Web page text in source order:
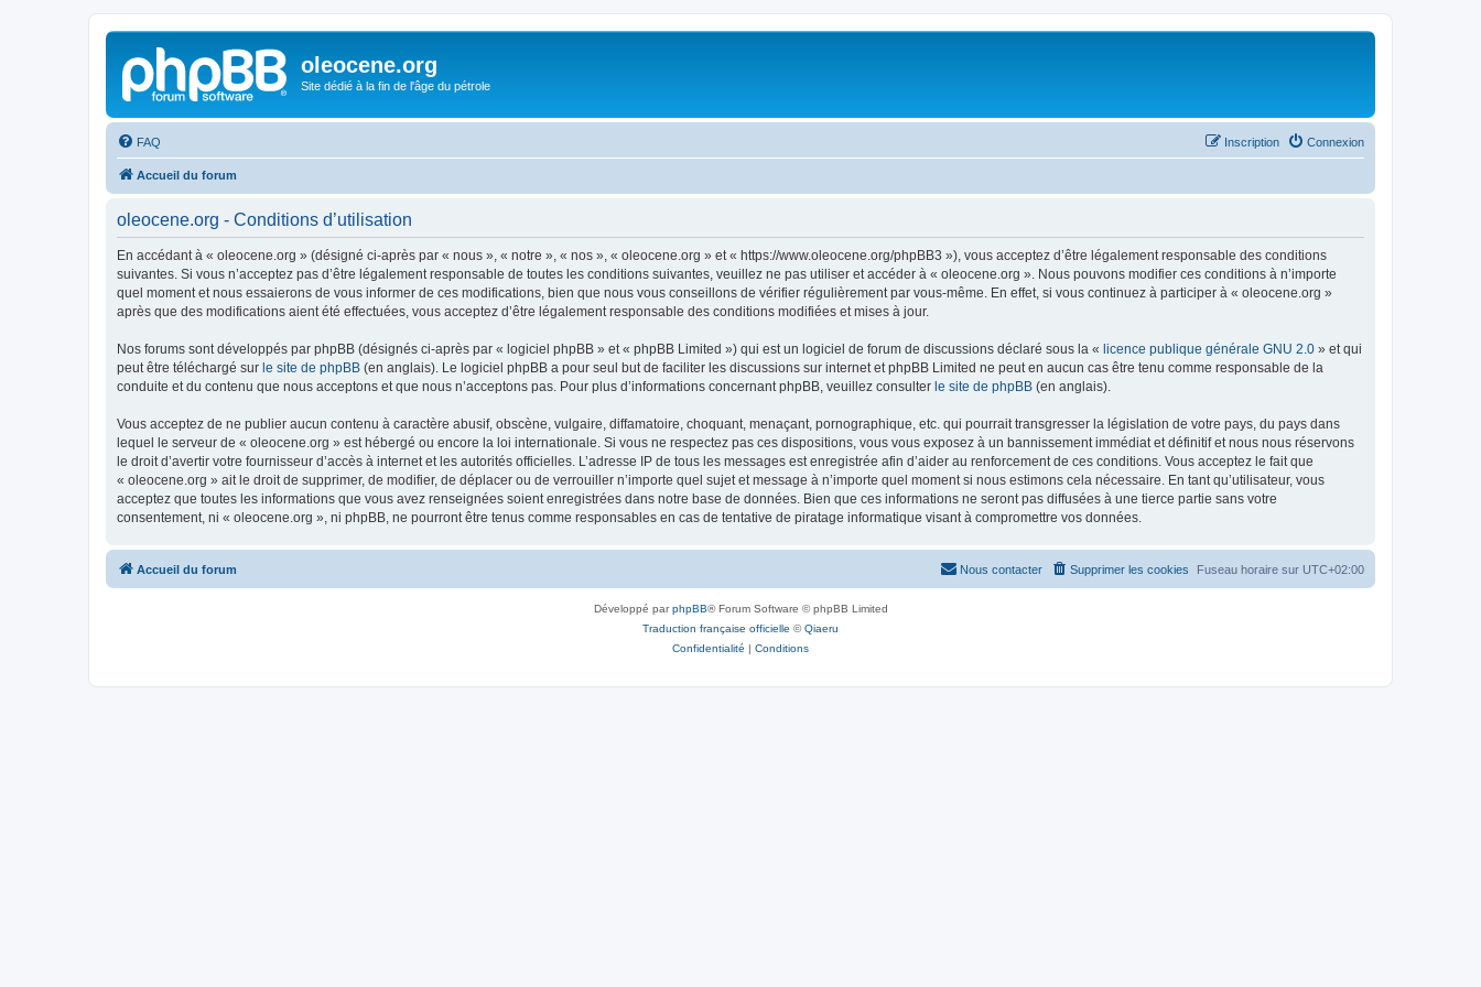
oleocene.org
Site dédié à la fin de l'âge du pétrole
FAQ Connexion
Inscription
Accueil du forum
oleocene.org - Conditions d’utilisation
En accédant à « oleocene.org » (désigné ci-après par « nous », « notre », « nos », « oleocene.org » et « https://www.oleocene.org/phpBB3 »), vous acceptez d’être légalement responsable des conditions
suivantes. Si vous n’acceptez pas d’être légalement responsable de toutes les conditions suivantes, veuillez ne pas utiliser et accéder à « oleocene.org ». Nous pouvons modifier ces conditions à n’importe
quel moment et nous essaierons de vous informer de ces modifications, bien que nous vous conseillons de vérifier régulièrement par vous-même. En effet, si vous continuez à participer à « oleocene.org »
après que des modifications aient été effectuées, vous acceptez d’être légalement responsable des conditions modifiées et mises à jour.
Nos forums sont développés par phpBB (désignés ci-après par « logiciel phpBB » et « phpBB Limited ») qui est un logiciel de forum de discussions déclaré sous la « licence publique générale GNU 2.0 » et qui
peut être téléchargé sur le site de phpBB (en anglais). Le logiciel phpBB a pour seul but de faciliter les discussions sur internet et phpBB Limited ne peut en aucun cas être tenu comme responsable de la
conduite et du contenu que nous acceptons et que nous n’acceptons pas. Pour plus d’informations concernant phpBB, veuillez consulter le site de phpBB (en anglais).
Vous acceptez de ne publier aucun contenu à caractère abusif, obscène, vulgaire, diffamatoire, choquant, menaçant, pornographique, etc. qui pourrait transgresser la législation de votre pays, du pays dans
lequel le serveur de « oleocene.org » est hébergé ou encore la loi internationale. Si vous ne respectez pas ces dispositions, vous vous exposez à un bannissement immédiat et définitif et nous nous réservons
le droit d’avertir votre fournisseur d’accès à internet et les autorités officielles. L’adresse IP de tous les messages est enregistrée afin d’aider au renforcement de ces conditions. Vous acceptez le fait que
« oleocene.org » ait le droit de supprimer, de modifier, de déplacer ou de verrouiller n’importe quel sujet et message à n’importe quel moment si nous estimons cela nécessaire. En tant qu’utilisateur, vous
acceptez que toutes les informations que vous avez renseignées soient enregistrées dans notre base de données. Bien que ces informations ne seront pas diffusées à une tierce partie sans votre
consentement, ni « oleocene.org », ni phpBB, ne pourront être tenus comme responsables en cas de tentative de piratage informatique visant à compromettre vos données.
Accueil du forum Fuseau horaire sur UTC+02:00
Supprimer les cookies
Nous contacter
Développé parphpBB® Forum Software © phpBB Limited
Traduction française officielle ©Qiaeru
Confidentialité | Conditions